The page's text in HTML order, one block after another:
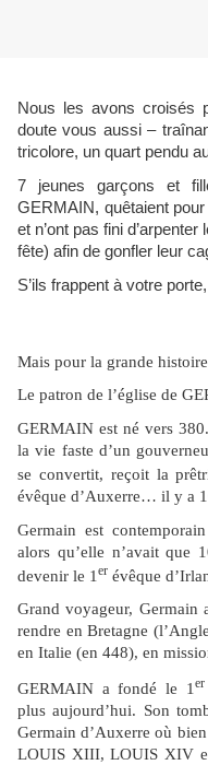
Nous les avons croisés
doute vous aussi –
tricolore, un quart pendu
7 jeunes garçons et
GERMAIN, quêtaient
et n’ont pas fini
fête) afin de gonfler leur
S’ils frappent à votre
Mais pour la grande
Le patron de l’église de
GERMAIN est né vers
la vie faste d’un
se convertit, reçoit la
évêque d’Auxerre… il y a
Germain est
alors qu’elle n’avait que
devenir le 1 er évêque
Grand voyageur, Germain
rendre en Bretagne
en Italie (en 448), en
GERMAIN a fondé le 1 er
plus aujourd’hui. Son
Germain d’Auxerre où
LOUIS XIII, LOUIS XIV